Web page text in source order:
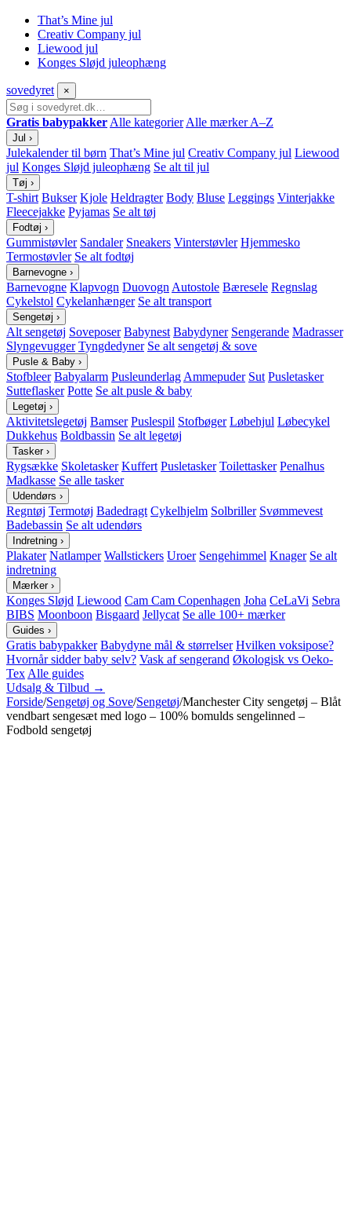
That’s Mine jul
Creativ Company jul
Liewood jul
Konges Sløjd juleophæng
sovedyret ×
Gratis babypakker Alle kategorier Alle mærker A–Z
Jul ›
Julekalender til børn That’s Mine jul Creativ Company jul Liewood
jul Konges Sløjd juleophæng Se alt til jul
Tøj ›
T-shirt Bukser Kjole Heldragter Body Bluse Leggings Vinterjakke
Fleecejakke Pyjamas Se alt tøj
Fodtøj ›
Gummistøvler Sandaler Sneakers Vinterstøvler Hjemmesko
Termostøvler Se alt fodtøj
Barnevogne ›
Barnevogne Klapvogn Duovogn Autostole Bæresele Regnslag
Cykelstol Cykelanhænger Se alt transport
Sengetøj ›
Alt sengetøj Soveposer Babynest Babydyner Sengerande Madrasser
Slyngevugger Tyngdedyner Se alt sengetøj & sove
Pusle & Baby ›
Stofbleer Babyalarm Pusleunderlag Ammepuder Sut Pusletasker
Sutteflasker Potte Se alt pusle & baby
Legetøj ›
Aktivitetslegetøj Bamser Puslespil Stofbøger Løbehjul Løbecykel
Dukkehus Boldbassin Se alt legetøj
Tasker ›
Rygsække Skoletasker Kuffert Pusletasker Toilettasker Penalhus
Madkasse Se alle tasker
Udendørs ›
Regntøj Termotøj Badedragt Cykelhjelm Solbriller Svømmevest
Badebassin Se alt udendørs
Indretning ›
Plakater Natlamper Wallstickers Uroer Sengehimmel Knager Se alt
indretning
Mærker ›
Konges Sløjd Liewood Cam Cam Copenhagen Joha CeLaVi Sebra
BIBS Moonboon Bisgaard Jellycat Se alle 100+ mærker
Guides ›
Gratis babypakker Babydyne mål & størrelser Hvilken voksipose?
Hvornår sidder baby selv? Vask af sengerand Økologisk vs Oeko-
Tex Alle guides
Udsalg & Tilbud →
Forside/Sengetøj og Sove/Sengetøj/Manchester City sengetøj – Blåt
vendbart sengesæt med logo – 100% bomulds sengelinned –
Fodbold sengetøj